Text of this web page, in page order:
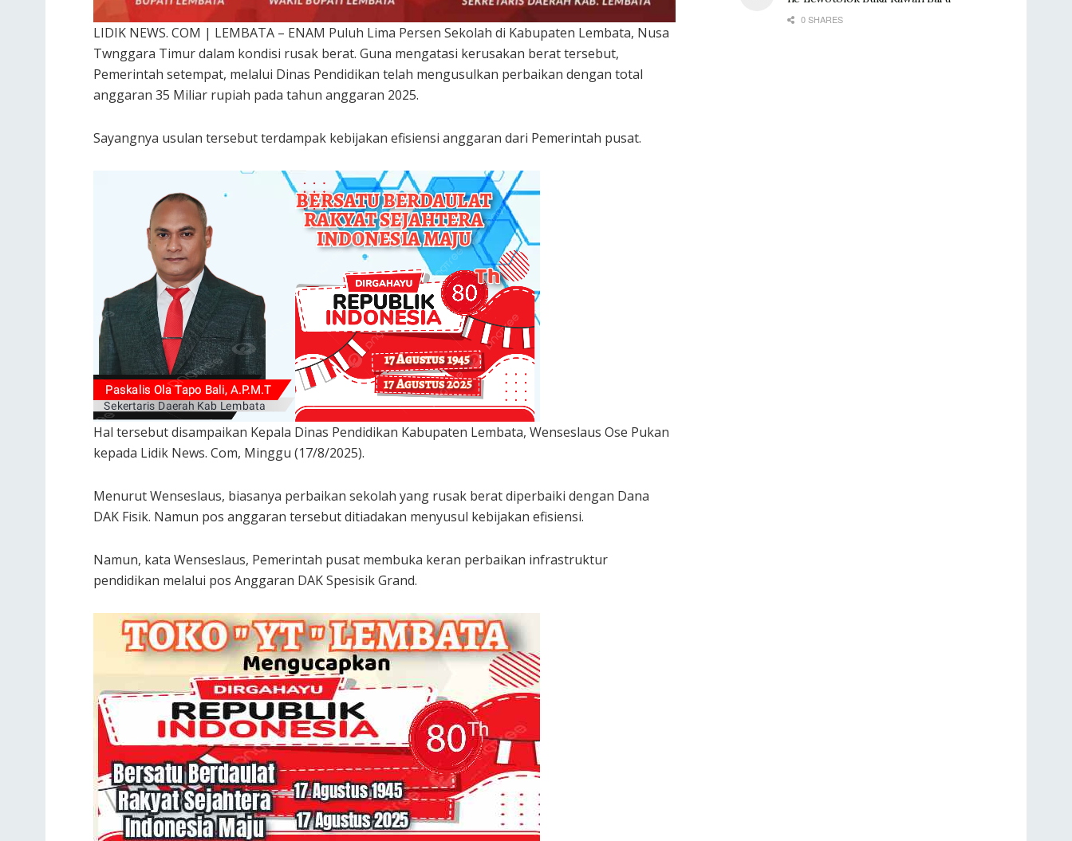
LIDIK NEWS. COM | LEMBATA – ENAM Puluh Lima Persen Sekolah di Kabupaten Lembata, Nusa
Twnggara Timur dalam kondisi rusak berat. Guna mengatasi kerusakan berat tersebut,
Pemerintah setempat, melalui Dinas Pendidikan telah mengusulkan perbaikan dengan total
anggaran 35 Miliar rupiah pada tahun anggaran 2025.
Sayangnya usulan tersebut terdampak kebijakan efisiensi anggaran dari Pemerintah pusat.
Hal tersebut disampaikan Kepala Dinas Pendidikan Kabupaten Lembata, Wenseslaus Ose Pukan
kepada Lidik News. Com, Minggu (17/8/2025).
Menurut Wenseslaus, biasanya perbaikan sekolah yang rusak berat diperbaiki dengan Dana
DAK Fisik. Namun pos anggaran tersebut ditiadakan menyusul kebijakan efisiensi.
Namun, kata Wenseslaus, Pemerintah pusat membuka keran perbaikan infrastruktur
pendidikan melalui pos Anggaran DAK Spesisik Grand.
0 SHARES